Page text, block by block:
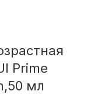
Prime
мл